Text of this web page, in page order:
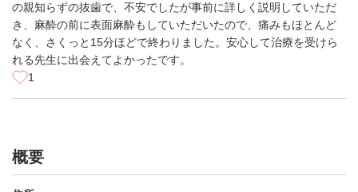
の親知らずの抜歯で、不安でしたが事前に詳しく説明していただ
き、麻酔の前に表面麻酔もしていただいたので、痛みもほとんど
なく、さくっと15分ほどで終わりました。安心して治療を受けら
れる先生に出会えてよかったです。
1
概要